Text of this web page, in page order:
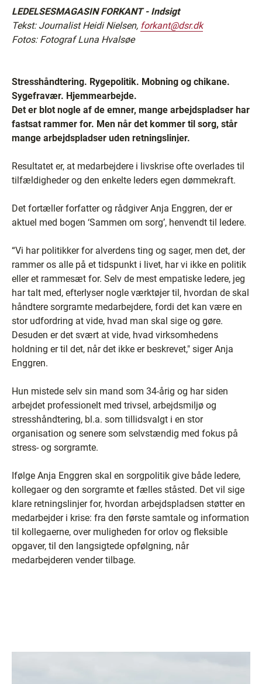
LEDELSESMAGASIN FORKANT - Indsigt
Tekst: Journalist Heidi Nielsen, forkant@dsr.dk
Fotos: Fotograf Luna Hvalsøe
Stresshåndtering. Rygepolitik. Mobning og chikane.
Sygefravær. Hjemmearbejde.
Det er blot nogle af de emner, mange arbejdspladser har
fastsat rammer for. Men når det kommer til sorg, står
mange arbejdspladser uden retningslinjer.
Resultatet er, at medarbejdere i livskrise ofte overlades til
tilfældigheder og den enkelte leders egen dømmekraft.
Det fortæller forfatter og rådgiver Anja Enggren, der er
aktuel med bogen ‘Sammen om sorg’, henvendt til ledere.
“Vi har politikker for alverdens ting og sager, men det, der
rammer os alle på et tidspunkt i livet, har vi ikke en politik
eller et rammesæt for. Selv de mest empatiske ledere, jeg
har talt med, efterlyser nogle værktøjer til, hvordan de skal
håndtere sorgramte medarbejdere, fordi det kan være en
stor udfordring at vide, hvad man skal sige og gøre.
Desuden er det svært at vide, hvad virksomhedens
holdning er til det, når det ikke er beskrevet," siger Anja
Enggren.
Hun mistede selv sin mand som 34-årig og har siden
arbejdet professionelt med trivsel, arbejdsmiljø og
stresshåndtering, bl.a. som tillidsvalgt i en stor
organisation og senere som selvstændig med fokus på
stress- og sorgramte.
Ifølge Anja Enggren skal en sorgpolitik give både ledere,
kollegaer og den sorgramte et fælles ståsted. Det vil sige
klare retningslinjer for, hvordan arbejdspladsen støtter en
medarbejder i krise: fra den første samtale og information
til kollegaerne, over muligheden for orlov og fleksible
opgaver, til den langsigtede opfølgning, når
medarbejderen vender tilbage.